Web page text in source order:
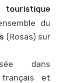
touristique
du
(Rosas) sur
dans
français et